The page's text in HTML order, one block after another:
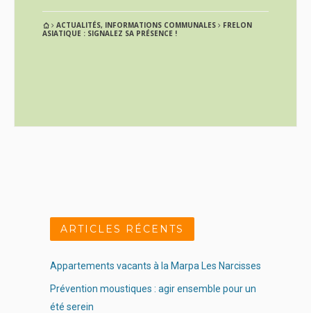
ACTUALITÉS, INFORMATIONS COMMUNALES
FRELON
ASIATIQUE : SIGNALEZ SA PRÉSENCE !
ARTICLES RÉCENTS
Appartements vacants à la Marpa Les Narcisses
Prévention moustiques : agir ensemble pour un
été serein